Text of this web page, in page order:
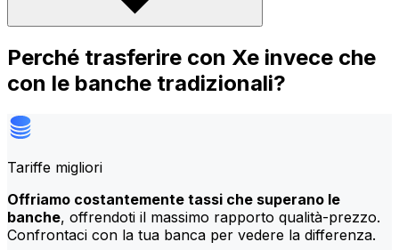
Perché trasferire con Xe invece che
con le banche tradizionali?
Tariffe migliori
Offriamo costantemente tassi che superano le
banche, offrendoti il massimo rapporto qualità-prezzo.
Confrontaci con la tua banca per vedere la differenza.